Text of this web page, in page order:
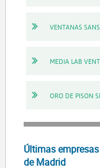
VENTANAS
MEDIA LAB
ORO DE PISON SL
Últimas
de Madrid